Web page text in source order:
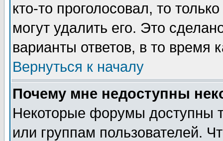
кто-то проголосовал, то
могут удалить его. Это
варианты ответов, в то время
Вернуться к началу
Почему мне недоступны
Некоторые форумы доступны
или группам пользователей.